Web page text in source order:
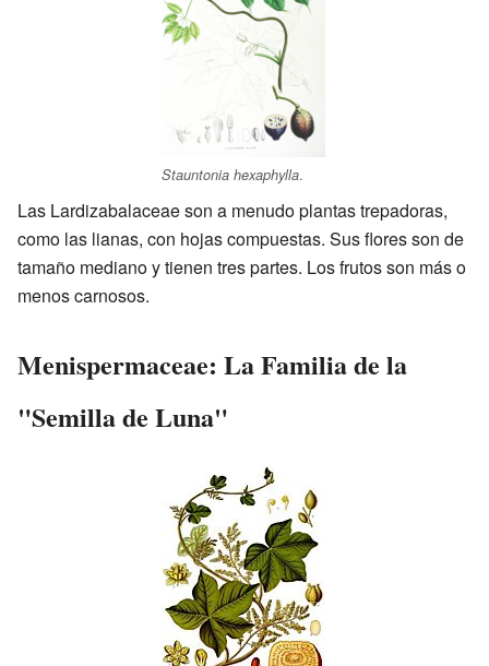
Stauntonia hexaphylla.
Las Lardizabalaceae son a menudo plantas trepadoras,
como las lianas, con hojas compuestas. Sus flores son de
tamaño mediano y tienen tres partes. Los frutos son más o
menos carnosos.
Menispermaceae: La Familia de la
"Semilla de Luna"